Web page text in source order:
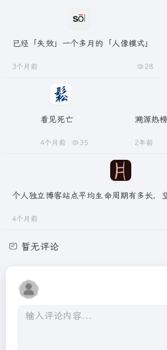
已经「失效」一个多月的「人像模式」
3个月前 28
看见死亡
4个月前 35
溯源热
2年前
个人独立博客站点平均生命周期有多长，
4个月前
暂无评论